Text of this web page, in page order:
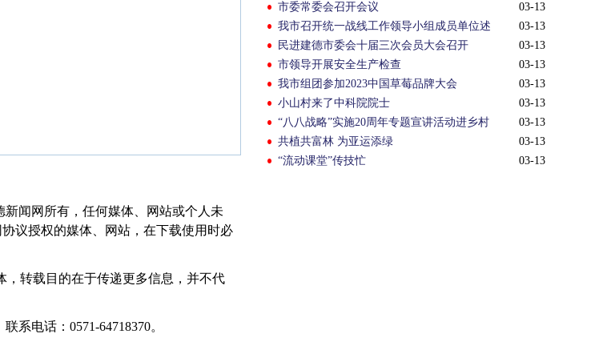
态打响“幸福宜居之城、文旅共富样本”品牌
03-13
市委常委会召开会议
03-13
我市召开统一战线工作领导小组成员单位述
职评议会
03-13
民进建德市委会十届三次会员大会召开
03-13
市领导开展安全生产检查
03-13
我市组团参加2023中国草莓品牌大会
03-13
小山村来了中科院院士
03-13
“八八战略”实施20周年专题宣讲活动进乡村
03-13
共植共富林 为亚运添绿
03-13
“流动课堂”传技忙
闻网所有，任何媒体、网站或个人未
议授权的媒体、网站，在下载使用时必
转载目的在于传递更多信息，并不代
系电话：0571-64718370。